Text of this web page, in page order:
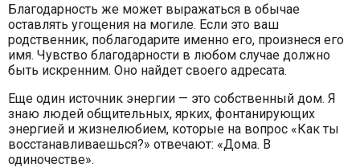
Благодарность же может выражаться в обычае
оставлять угощения на могиле. Если это ваш
родственник, поблагодарите именно его, произнеся его
имя. Чувство благодарности в любом случае должно
быть искренним. Оно найдет своего адресата.
Еще один источник энергии — это собственный дом. Я
знаю людей общительных, ярких, фонтанирующих
энергией и жизнелюбием, которые на вопрос «Как ты
восстанавливаешься?» отвечают: «Дома. В
одиночестве».